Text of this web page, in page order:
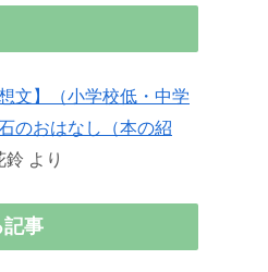
文】（小学校低・中学
のおはなし（本の紹
より
記事